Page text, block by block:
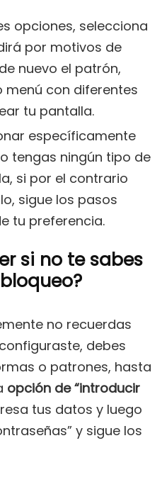
opciones, selecciona
por motivos de
nuevo el patrón,
con diferentes
tu pantalla.
específicamente
tengas ningún tipo de
si por el contrario
sigue los pasos
tu preferencia.
si no te sabes
no recuerdas
debes
o patrones, hasta
opción de “introducir
tus datos y luego
y sigue los